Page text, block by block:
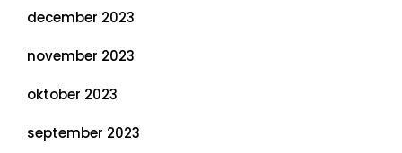
december 2023
november 2023
oktober 2023
september 2023